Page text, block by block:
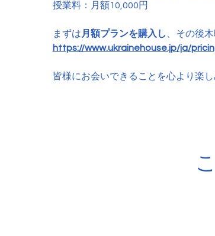
授業料：月額10,000円
まずは月額プランを購入し 、その後
https://www.ukrainehouse.jp/ja/
皆様にお会いできることを心より楽し